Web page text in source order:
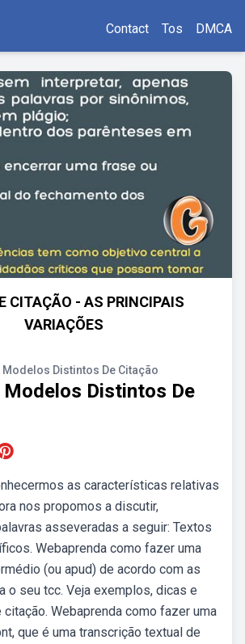
Contact Tos DMCA
CITAÇÃO - AS PRINCIPAIS
VARIAÇÕES
Modelos Distintos De Citação
Modelos Distintos De
as características relativas
nos propomos a discutir,
asseveradas a seguir: Textos
Webaprenda como fazer uma
(ou apud) de acordo com as
o seu tcc. Veja exemplos, dicas e
Webaprenda como fazer uma
que é uma transcrição textual de